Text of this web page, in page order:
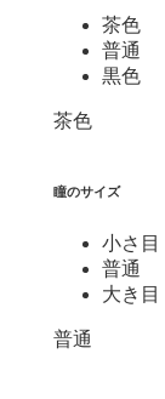
茶色
普通
黒色
茶色
瞳のサイズ
小さ目
普通
大き目
普通